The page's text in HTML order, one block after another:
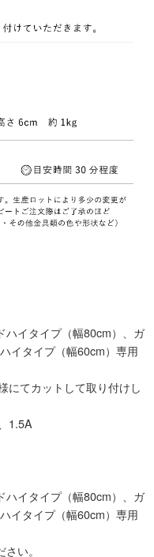
ハイタイプ（幅80cm）、ガ
イタイプ（幅60cm）専用
にてカットして取り付けし
1.5A
ハイタイプ（幅80cm）、ガ
イタイプ（幅60cm）専用
い。